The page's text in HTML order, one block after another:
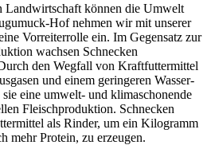
Landwirtschaft können die Umwelt
Hof nehmen wir mit unserer
Vorreiterrolle ein. Im Gegensatz zur
wachsen Schnecken
den Wegfall von Kraftfuttermittel
und einem geringeren Wasser-
eine umwelt- und klimaschonende
Fleischproduktion. Schnecken
als Rinder, um ein Kilogramm
mehr Protein, zu erzeugen.